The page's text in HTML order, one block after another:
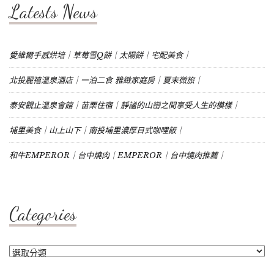
Latests News
愛維爾手感烘培｜草莓雪Q餅｜太陽餅｜宅配美食｜
北投麗禧溫泉酒店｜一泊二食 雅緻家庭房｜夏末微旅｜
泰安觀止溫泉會館｜苗栗住宿｜靜謐的山巒之間享受人生的模樣｜
埔里美食｜山上山下｜南投埔里濃厚日式咖哩飯｜
和牛EMPEROR｜台中燒肉｜EMPEROR｜台中燒肉推薦｜
Categories
Categories